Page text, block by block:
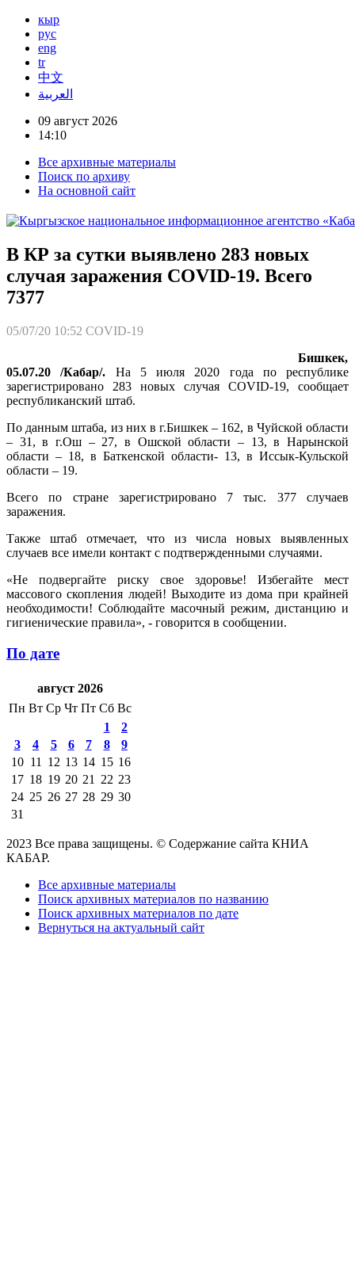
кыр
рус
eng
tr
中文
العربية
09 август 2026
14:10
Все архивные материалы
Поиск по архиву
На основной сайт
В КР за сутки выявлено 283 новых
случая заражения СOVID-19. Всего
7377
05/07/20 10:52 COVID-19
Бишкек,
05.07.20 /Кабар/. На 5 июля 2020 года по республике
зарегистрировано 283 новых случая СOVID-19, сообщает
республиканский штаб.
По данным штаба, из них в г.Бишкек – 162, в Чуйской области
– 31, в г.Ош – 27, в Ошской области – 13, в Нарынской
области – 18, в Баткенской области- 13, в Иссык-Кульской
области – 19.
Всего по стране зарегистрировано 7 тыс. 377 случаев
заражения.
Также штаб отмечает, что из числа новых выявленных
случаев все имели контакт с подтвержденными случаями.
«Не подвергайте риску свое здоровье! Избегайте мест
массового скопления людей! Выходите из дома при крайней
необходимости! Соблюдайте масочный режим, дистанцию и
гигиенические правила», - говорится в сообщении.
По дате
август 2026
Пн Вт Ср Чт Пт Сб Вс
1
2
3
4 5 6 7 8
9
10 11 12 13 14 15 16
17 18 19 20 21 22 23
24 25 26 27 28 29 30
31
2023 Все права защищены. © Содержание сайта КНИА
КАБАР.
Все архивные материалы
Поиск архивных материалов по названию
Поиск архивных материалов по дате
Вернуться на актуальный сайт